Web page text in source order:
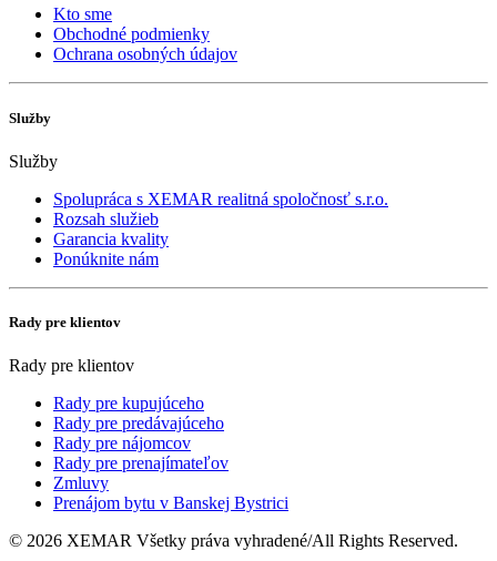
Kto sme
Obchodné podmienky
Ochrana osobných údajov
Služby
Služby
Spolupráca s XEMAR realitná spoločnosť s.r.o.
Rozsah služieb
Garancia kvality
Ponúknite nám
Rady pre klientov
Rady pre klientov
Rady pre kupujúceho
Rady pre predávajúceho
Rady pre nájomcov
Rady pre prenajímateľov
Zmluvy
Prenájom bytu v Banskej Bystrici
© 2026 XEMAR Všetky práva vyhradené/All Rights Reserved.